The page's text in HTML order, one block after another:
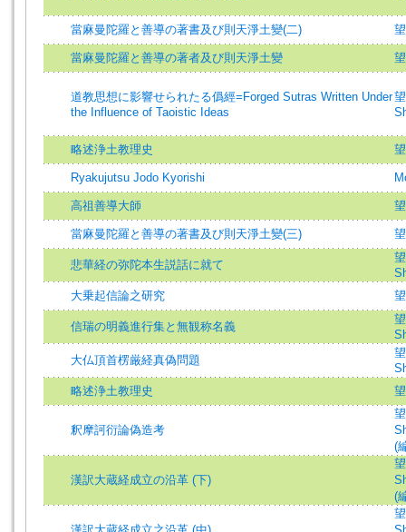
當麻曼陀羅と善導の著書及び則天淨土變(二)
當麻曼陀羅と善導の著者及び則天淨土變
道教思想に影響せられたる僞經=Forged Sutras Written Under
the Influence of Taoistic Ideas
略述浄土教理史
Ryakujutsu Jodo Kyorishi
高祖善導大師
當麻曼陀羅と善導の著書及び則天淨土變(三)
悲華経の弥陀本生説話に就て
大乗起信論之研究
信瑞の明義進行集と無観称名義
大仏頂首楞厳経真偽問題
略述浄土教理史
釈摩訶衍論偽造考
(
漢訳大蔵経成立の沿革 (下)
(